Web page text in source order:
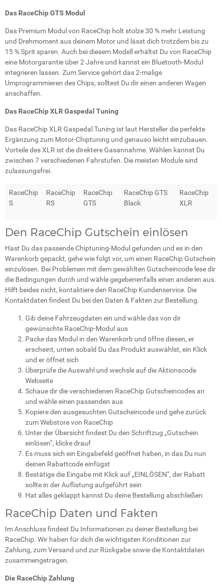
Das RaceChip GTS Modul
Das Premium Modul von RaceChip holt stolze 30 % mehr Leistung
und Drehmoment aus deinem Motor und lässt dich trotzdem bis zu
15 % Sprit sparen. Auch bei diesem Modell erhältst Du von RaceChip
eine Motorgarantie über 2 Jahre und kannst ein Bluetooth-Modul
integrieren lassen. Zum Service gehört das 2-malige
Umprogrammieren des Chips, solltest Du dir einen anderen Wagen
anschaffen.
Das RaceChip XLR Gaspedal Tuning
Das RaceChip XLR Gaspedal Tuning ist laut Hersteller die perfekte
Ergänzung zum Motor-Chiptuning und genauso leicht einzubauen.
Vorteile des XLR ist die direktere Gasannahme. Wählen kannst Du
zwischen 7 verschiedenen Fahrstufen. Die meisten Module sind
zulassungsfrei.
RaceChip
S
RaceChip
RS
RaceChip
GTS
RaceChip GTS
Black
RaceChip
XLR
Den RaceChip Gutschein einlösen
Hast Du das passende Chiptuning-Modul gefunden und es in den
Warenkorb gepackt, gehe wie folgt vor, um einen RaceChip Gutschein
einzulösen. Bei Problemen mit dem gewählten Gutscheincode lese dir
die Bedingungen durch und wähle gegebenenfalls einen anderen aus.
Hilft beides nicht, kontaktiere den RaceChip Kundenservice. Die
Kontaktdaten findest Du bei den Daten & Fakten zur Bestellung.
Gib deine Fahrzeugdaten ein und wähle das von dir
gewünschte RaceChip-Modul aus
Packe das Modul in den Warenkorb und öffne diesen, er
erscheint, unten sobald Du das Produkt auswählst, ein Klick
und er öffnet sich
Überprüfe die Auswahl und wechsle auf die Aktionscode
Webseite
Schaue dir die verschiedenen RaceChip Gutscheincodes an
und wähle einen passenden aus
Kopiere den ausgesuchten Gutscheincode und gehe zurück
zum Webstore von RaceChip
Unter der Übersicht findest Du den Schriftzug „Gutschein
einlösen“, klicke drauf
Es muss sich ein Eingabefeld geöffnet haben, in das Du nun
deinen Rabattcode einfügst
Bestätige die Eingabe mit Klick auf „EINLÖSEN“, der Rabatt
sollte in der Auflistung aufgeführt sein
Hat alles geklappt kannst Du deine Bestellung abschließen
RaceChip Daten und Fakten
Im Anschluss findest Du Informationen zu deiner Bestellung bei
RaceChip. Wir haben für dich die wichtigsten Konditionen zur
Zahlung, zum Versand und zur Rückgabe sowie die Kontaktdaten
zusammengetragen.
Die RaceChip Zahlung